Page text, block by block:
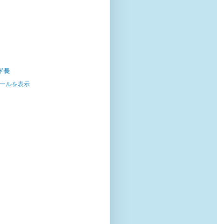
長
ルを表示